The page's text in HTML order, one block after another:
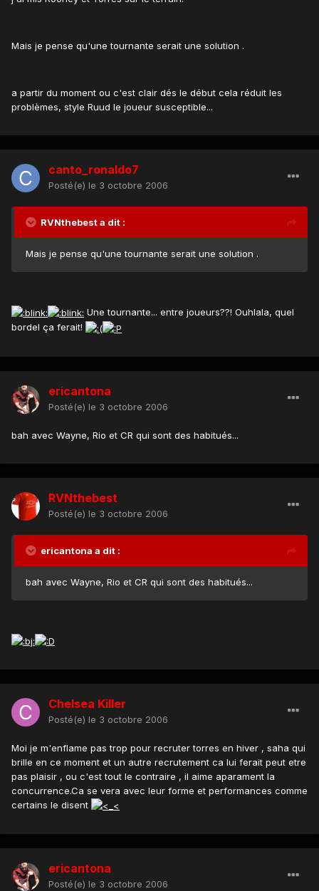
Mais je pense qu'une tournante serait une solution .
a partir du moment ou c'est clair dés le début cela réduit les
problèmes, style Ruud le joueur susceptible...
canto_ronaldo7
Posté(e) le 3 octobre 2006
RVNthebest a dit :
Mais je pense qu'une tournante serait une solution .
Une tournante... entre joueurs??! Ouhlala, quel
bordel ça ferait!
ericantona
Posté(e) le 3 octobre 2006
bah avec Wayne, Rio et CR qui sont des habitués...
RVNthebest
Posté(e) le 3 octobre 2006
ericantona a dit :
bah avec Wayne, Rio et CR qui sont des habitués...
Chelsea Killer
Posté(e) le 3 octobre 2006
Moi je m'enflame pas trop pour recruter torres en hiver , saha qui
brille en ce moment et un autre recrutement ca lui ferait peut etre
pas plaisir , ou c'est tout le contraire , il aime aparament la
concurrence.Ca se vera avec leur forme et performances comme
certains le disent
ericantona
Posté(e) le 3 octobre 2006